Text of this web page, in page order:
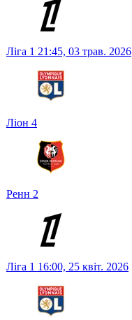
Ліга 1 21:45, 03 трав. 2026
Ліон 4
Ренн 2
Ліга 1 16:00, 25 квіт. 2026